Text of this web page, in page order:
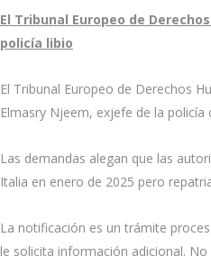
El Tribunal Europeo de
policía libio
El Tribunal Europeo de Derechos
Elmasry Njeem, exjefe de la
Las demandas alegan que las
Italia en enero de 2025 pero
La notificación es un trámite
le solicita información adicional.